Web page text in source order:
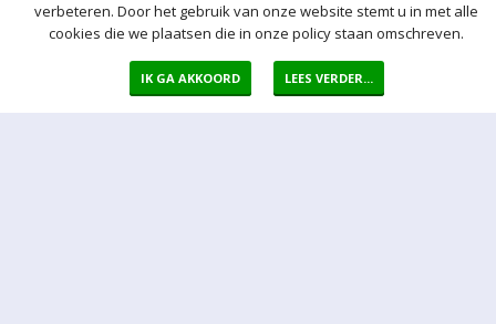
verbeteren. Door het gebruik van onze website stemt u in met alle
cookies die we plaatsen die in onze policy staan omschreven.
IK GA AKKOORD LEES VERDER...